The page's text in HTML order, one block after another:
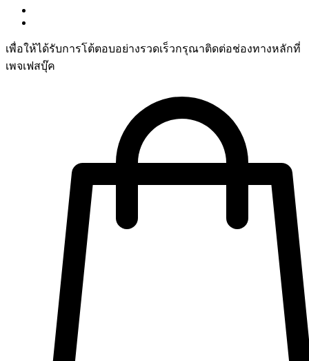
เพื่อให้ได้รับการโต้ตอบอย่างรวดเร็วกรุณาติดต่อช่องทางหลักที่
เพจเฟสบุ๊ค